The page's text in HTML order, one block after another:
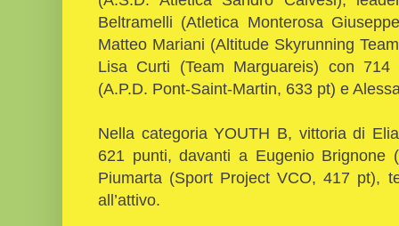
Beltramelli (Atletica Monterosa
Matteo Mariani (Altitude Skyrunning
Lisa Curti (Team Marguareis) con
(A.P.D. Pont-Saint-Martin, 633 pt) e
Nella categoria YOUTH B, vittoria di
621 punti, davanti a Eugenio Brignone
Piumarta (Sport Project VCO, 417 pt),
all’attivo.